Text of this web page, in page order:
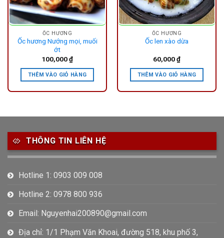
ỐC HƯƠNG
Ốc hương Nướng mọi, muối
ớt
100,000₫
THÊM VÀO GIỎ HÀNG
ỐC HƯƠNG
Ốc len xào dừa
60,000₫
THÊM VÀO GIỎ HÀNG
THÔNG TIN LIÊN HỆ
Hotline 1: 0903 009 008
Hotline 2: 0978 800 936
Email: Nguyenhai200890@gmail.com
Địa chỉ: 1/1 Phạm Văn Khoai, đường 518, khu phố 3,